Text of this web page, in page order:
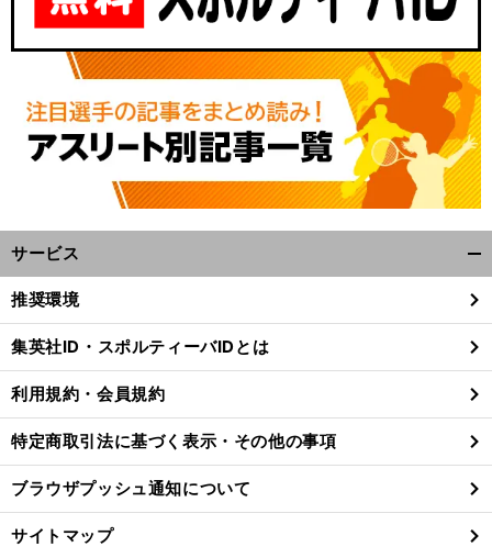
サービス
閉
る
推奨環境
集英社ID・スポルティーバIDとは
利用規約・会員規約
特定商取引法に基づく表示・その他の事項
ブラウザプッシュ通知について
サイトマップ